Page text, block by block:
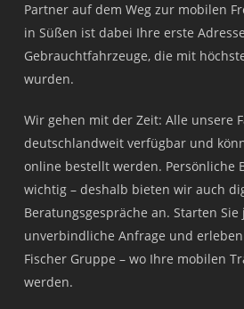
Partner auf dem Weg zur mobilen
in Süßen ist dabei Ihre erste
Gebrauchtfahrzeuge, die mit
wurden.
Wir gehen mit der Zeit: Alle unsere
deutschlandweit verfügbar und
online bestellt werden. Persönliche
wichtig – deshalb bieten wir auch
Beratungsgespräche an. Starten Sie
unverbindliche Anfrage und
Fischer Gruppe – wo Ihre mobilen
werden.